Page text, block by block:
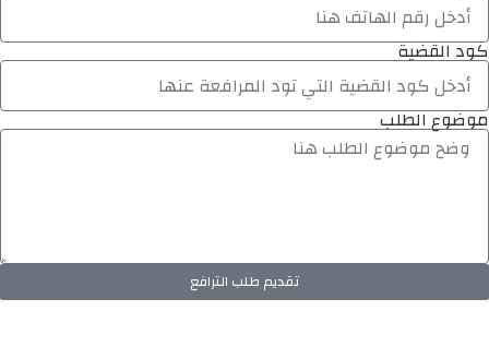
كود القضية
موضوع الطلب
تقديم طلب الترافع